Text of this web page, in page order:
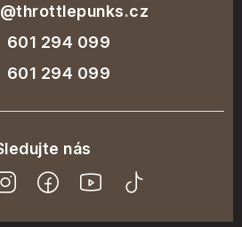
@throttlepunks.cz
601 294 099
601 294 099